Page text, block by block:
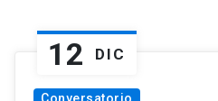
12 DIC